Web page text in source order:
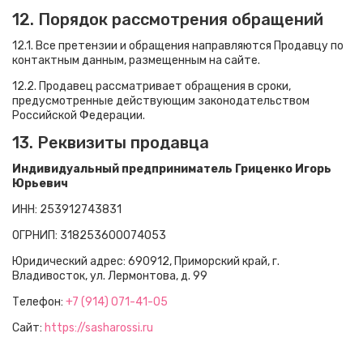
12. Порядок рассмотрения обращений
12.1. Все претензии и обращения направляются Продавцу по
контактным данным, размещенным на сайте.
12.2. Продавец рассматривает обращения в сроки,
предусмотренные действующим законодательством
Российской Федерации.
13. Реквизиты продавца
Индивидуальный предприниматель Гриценко Игорь
Юрьевич
ИНН: 253912743831
ОГРНИП: 318253600074053
Юридический адрес: 690912, Приморский край, г.
Владивосток, ул. Лермонтова, д. 99
Телефон: +7 (914) 071-41-05
Сайт: https://sasharossi.ru